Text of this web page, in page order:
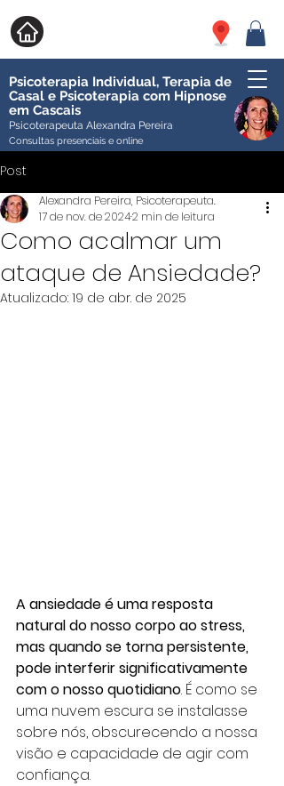
Psicoterapia Individual, Terapia de
Casal e Psicoterapia com Hipnose
em Cascais
Psicoterapeuta Alexandra Pereira
Consultas presenciais e online
Post
Como acalmar um
ataque de Ansiedade?
Alexandra Pereira, Psicoterapeuta.
17 de nov. de 20242 min de leitura
Atualizado: 19 de abr. de 2025
A ansiedade é uma resposta
natural do nosso corpo ao stress,
mas quando se torna persistente,
pode interferir significativamente
com o nosso quotidiano. É como se
uma nuvem escura se instalasse
sobre nós, obscurecendo a nossa
visão e capacidade de agir com
confiança.